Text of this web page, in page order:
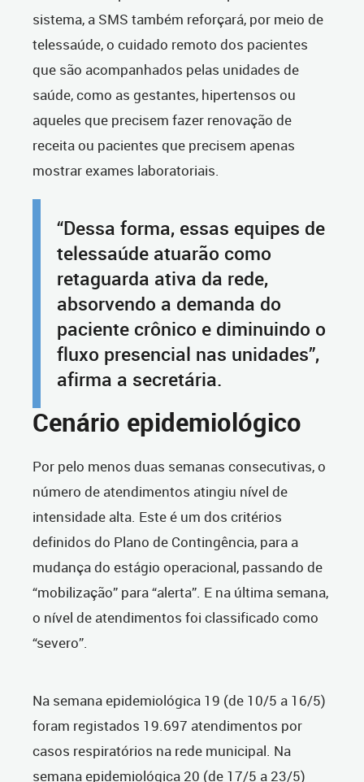
sistema, a SMS também reforçará, por meio de
telessaúde, o cuidado remoto dos pacientes
que são acompanhados pelas unidades de
saúde, como as gestantes, hipertensos ou
aqueles que precisem fazer renovação de
receita ou pacientes que precisem apenas
mostrar exames laboratoriais.
“Dessa forma, essas equipes de
telessaúde atuarão como
retaguarda ativa da rede,
absorvendo a demanda do
paciente crônico e diminuindo o
fluxo presencial nas unidades”,
afirma a secretária.
Cenário epidemiológico
Por pelo menos duas semanas consecutivas, o
número de atendimentos atingiu nível de
intensidade alta. Este é um dos critérios
definidos do Plano de Contingência, para a
mudança do estágio operacional, passando de
“mobilização” para “alerta”. E na última semana,
o nível de atendimentos foi classificado como
“severo”.
Na semana epidemiológica 19 (de 10/5 a 16/5)
foram registados 19.697 atendimentos por
casos respiratórios na rede municipal. Na
semana epidemiológica 20 (de 17/5 a 23/5)